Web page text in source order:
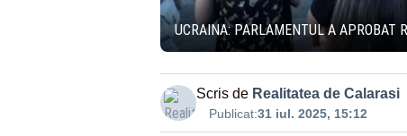
UCRAINA: PARLAMENTUL A APROBAT
Scris de Realitatea de Calarasi
Publicat:31 iul. 2025, 15:12